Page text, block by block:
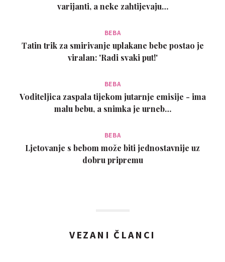
varijanti, a neke zahtijevaju…
BEBA
Tatin trik za smirivanje uplakane bebe postao je
viralan: 'Radi svaki put!'
BEBA
Voditeljica zaspala tijekom jutarnje emisije - ima
malu bebu, a snimka je urneb…
BEBA
Ljetovanje s bebom može biti jednostavnije uz
dobru pripremu
VEZANI ČLANCI